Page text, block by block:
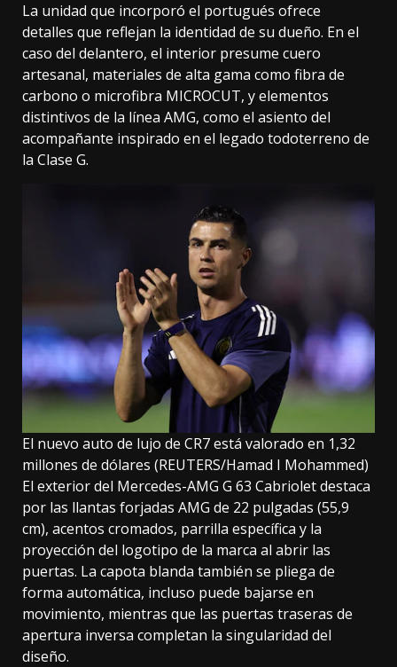
La unidad que incorporó el portugués ofrece
detalles que reflejan la identidad de su dueño. En el
caso del delantero, el interior presume cuero
artesanal, materiales de alta gama como fibra de
carbono o microfibra MICROCUT, y elementos
distintivos de la línea AMG, como el asiento del
acompañante inspirado en el legado todoterreno de
la Clase G.
El nuevo auto de lujo de CR7 está valorado en 1,32
millones de dólares (REUTERS/Hamad I Mohammed)
El exterior del Mercedes-AMG G 63 Cabriolet destaca
por las llantas forjadas AMG de 22 pulgadas (55,9
cm), acentos cromados, parrilla específica y la
proyección del logotipo de la marca al abrir las
puertas. La capota blanda también se pliega de
forma automática, incluso puede bajarse en
movimiento, mientras que las puertas traseras de
apertura inversa completan la singularidad del
diseño.